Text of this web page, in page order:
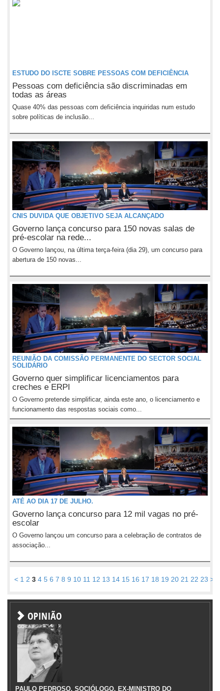
ESTUDO DO ISCTE SOBRE PESSOAS COM DEFICIÊNCIA
Pessoas com deficiência são discriminadas em
todas as áreas
Quase 40% das pessoas com deficiência inquiridas num estudo
sobre políticas de inclusão...
CNIS DUVIDA QUE OBJETIVO SEJA ALCANÇADO
Governo lança concurso para 150 novas salas de
pré-escolar na rede...
O Governo lançou, na última terça-feira (dia 29), um concurso para
abertura de 150 novas...
REUNIÃO DA COMISSÃO PERMANENTE DO SECTOR SOCIAL
SOLIDÁRIO
Governo quer simplificar licenciamentos para
creches e ERPI
O Governo pretende simplificar, ainda este ano, o licenciamento e
funcionamento das respostas sociais como...
ATÉ AO DIA 17 DE JULHO.
Governo lança concurso para 12 mil vagas no pré-
escolar
O Governo lançou um concurso para a celebração de contratos de
associação...
< 1 2 3 4 5 6 7 8 9 10 11 12 13 14 15 16 17 18 19 20 21 22 23 >
OPINIÃO
PAULO PEDROSO, SOCIÓLOGO, EX-MINISTRO DO